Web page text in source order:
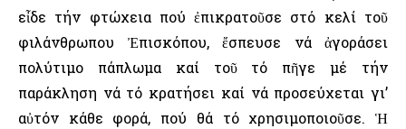
εἶδε τήν φτώχεια πού ἐπικρατοῦσε στό κελί τοῦ
φιλάνθρωπου Ἐπισκόπου, ἔσπευσε νά ἀγοράσει
πολύτιμο πάπλωμα καί τοῦ τό πῆγε μέ τήν
παράκληση νά τό κρατήσει καί νά προσεύχεται γι’
αὐτόν κάθε φορά, πού θά τό χρησιμοποιοῦσε. Ἡ